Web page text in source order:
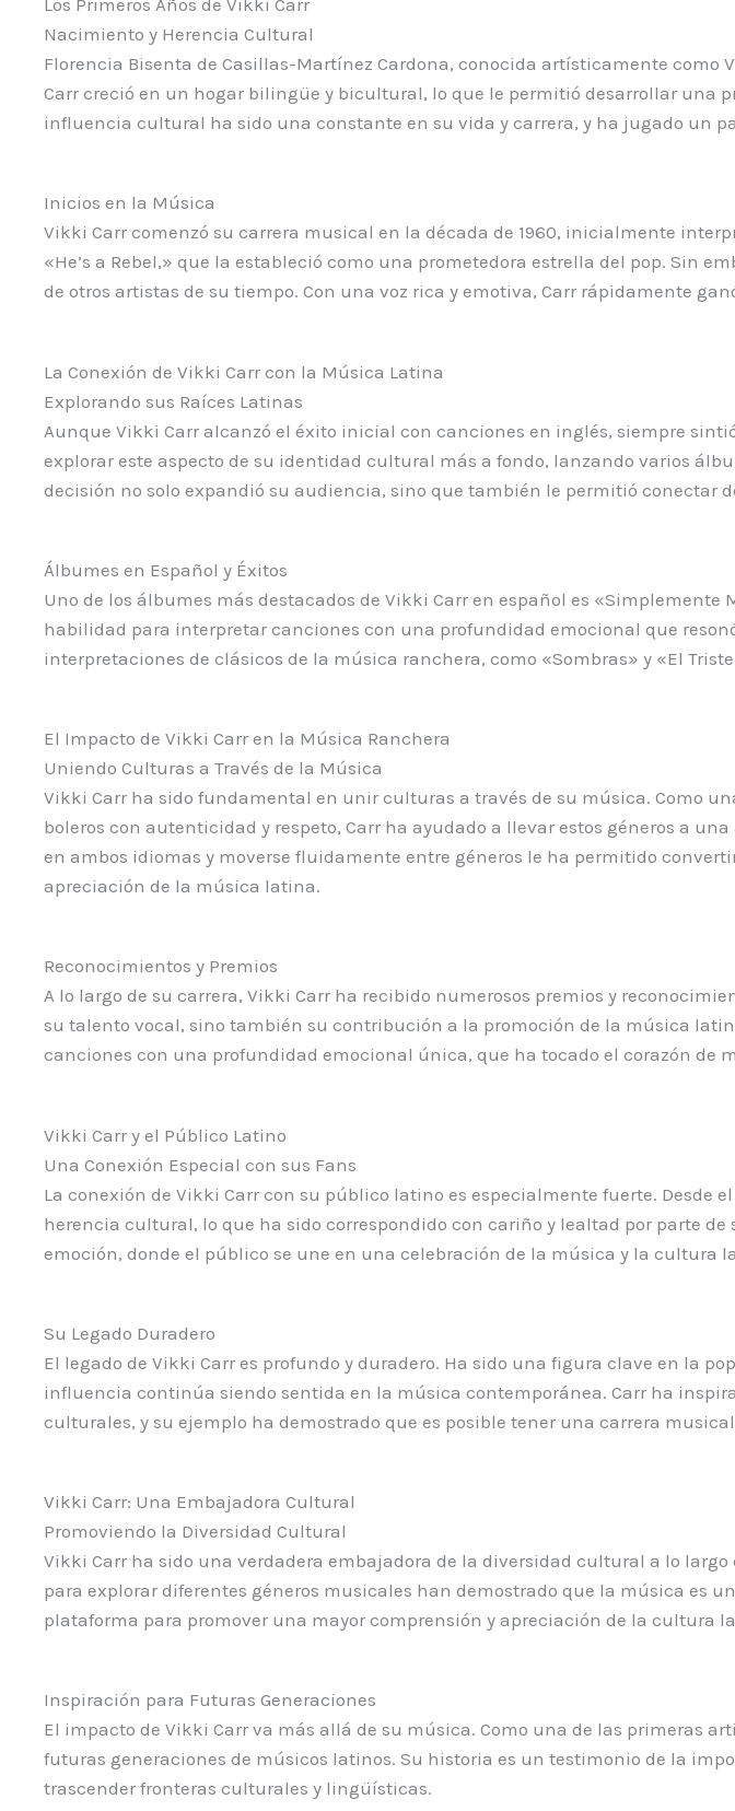
Los Primeros Años de Vikki Carr
Nacimiento y Herencia Cultural
Florencia Bisenta de Casillas-Martínez Cardona, conocida artísticamente como
Carr creció en un hogar bilingüe y bicultural, lo que le permitió desarrollar una
influencia cultural ha sido una constante en su vida y carrera, y ha jugado un
Inicios en la Música
Vikki Carr comenzó su carrera musical en la década de 1960, inicialmente
«He’s a Rebel,» que la estableció como una prometedora estrella del pop. Sin
de otros artistas de su tiempo. Con una voz rica y emotiva, Carr rápidamente
La Conexión de Vikki Carr con la Música Latina
Explorando sus Raíces Latinas
Aunque Vikki Carr alcanzó el éxito inicial con canciones en inglés, siempre
explorar este aspecto de su identidad cultural más a fondo, lanzando varios
decisión no solo expandió su audiencia, sino que también le permitió conectar
Álbumes en Español y Éxitos
Uno de los álbumes más destacados de Vikki Carr en español es
habilidad para interpretar canciones con una profundidad emocional que
interpretaciones de clásicos de la música ranchera, como «Sombras» y «El
El Impacto de Vikki Carr en la Música Ranchera
Uniendo Culturas a Través de la Música
Vikki Carr ha sido fundamental en unir culturas a través de su música. Como
boleros con autenticidad y respeto, Carr ha ayudado a llevar estos géneros a
en ambos idiomas y moverse fluidamente entre géneros le ha permitido
apreciación de la música latina.
Reconocimientos y Premios
A lo largo de su carrera, Vikki Carr ha recibido numerosos premios y
su talento vocal, sino también su contribución a la promoción de la música
canciones con una profundidad emocional única, que ha tocado el corazón de
Vikki Carr y el Público Latino
Una Conexión Especial con sus Fans
La conexión de Vikki Carr con su público latino es especialmente fuerte. Desde
herencia cultural, lo que ha sido correspondido con cariño y lealtad por parte
emoción, donde el público se une en una celebración de la música y la cultura
Su Legado Duradero
El legado de Vikki Carr es profundo y duradero. Ha sido una figura clave en la
influencia continúa siendo sentida en la música contemporánea. Carr ha
culturales, y su ejemplo ha demostrado que es posible tener una carrera
Vikki Carr: Una Embajadora Cultural
Promoviendo la Diversidad Cultural
Vikki Carr ha sido una verdadera embajadora de la diversidad cultural a lo
para explorar diferentes géneros musicales han demostrado que la música es
plataforma para promover una mayor comprensión y apreciación de la cultura
Inspiración para Futuras Generaciones
El impacto de Vikki Carr va más allá de su música. Como una de las primeras
futuras generaciones de músicos latinos. Su historia es un testimonio de la
trascender fronteras culturales y lingüísticas.